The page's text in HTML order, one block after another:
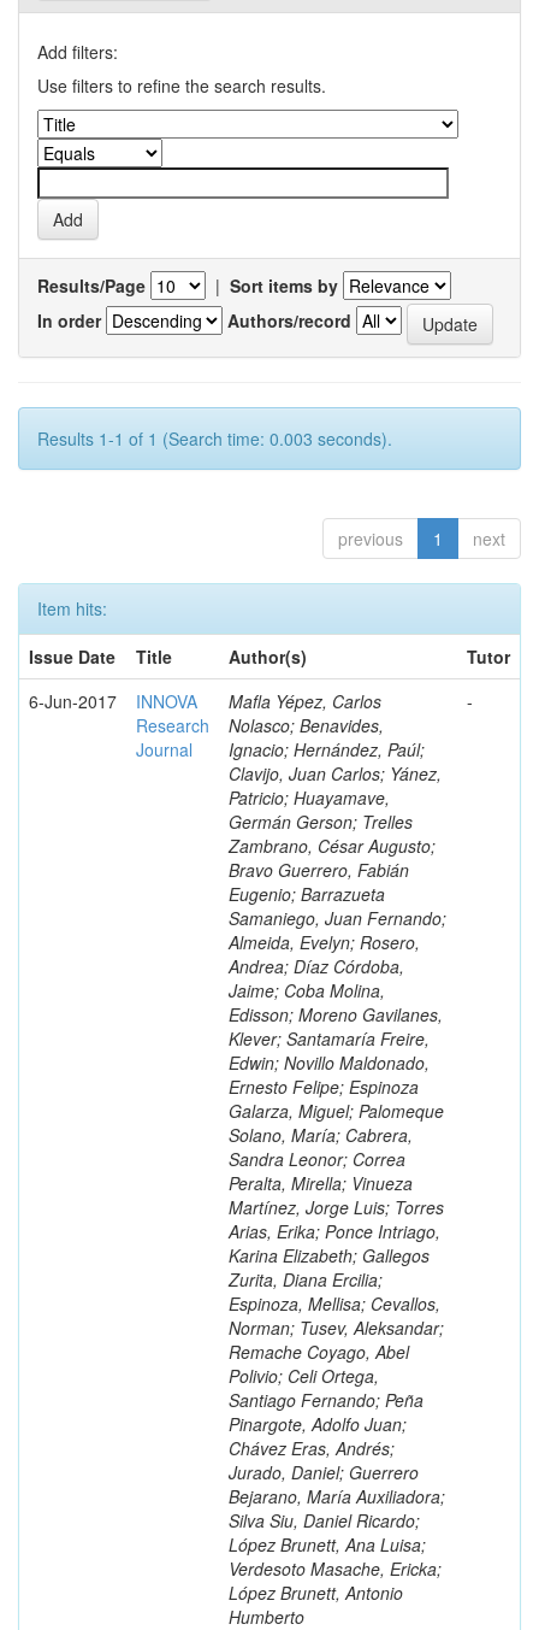
Add filters:
Use filters to refine the search results.
Results/Page | Sort items by
In order
Authors/record
Results 1-1 of 1 (Search time: 0.003 seconds).
previous 1 next
Item hits:
Issue Date
Title Author(s)
Tutor
6-Jun-2017
INNOVA
Research
Journal
Mafla Yépez, Carlos
Nolasco; Benavides,
Ignacio; Hernández, Paúl;
Clavijo, Juan Carlos; Yánez,
Patricio; Huayamave,
Germán Gerson; Trelles
Zambrano, César Augusto;
Bravo Guerrero, Fabián
Eugenio; Barrazueta
Samaniego, Juan Fernando;
Almeida, Evelyn; Rosero,
Andrea; Díaz Córdoba,
Jaime; Coba Molina,
Edisson; Moreno Gavilanes,
Klever; Santamaría Freire,
Edwin; Novillo Maldonado,
Ernesto Felipe; Espinoza
Galarza, Miguel; Palomeque
Solano, María; Cabrera,
Sandra Leonor; Correa
Peralta, Mirella; Vinueza
Martínez, Jorge Luis; Torres
Arias, Erika; Ponce Intriago,
Karina Elizabeth; Gallegos
Zurita, Diana Ercilia;
Espinoza, Mellisa; Cevallos,
Norman; Tusev, Aleksandar;
Remache Coyago, Abel
Polivio; Celi Ortega,
Santiago Fernando; Peña
Pinargote, Adolfo Juan;
Chávez Eras, Andrés;
Jurado, Daniel; Guerrero
Bejarano, María Auxiliadora;
Silva Siu, Daniel Ricardo;
López Brunett, Ana Luisa;
Verdesoto Masache, Ericka;
López Brunett, Antonio
Humberto
-